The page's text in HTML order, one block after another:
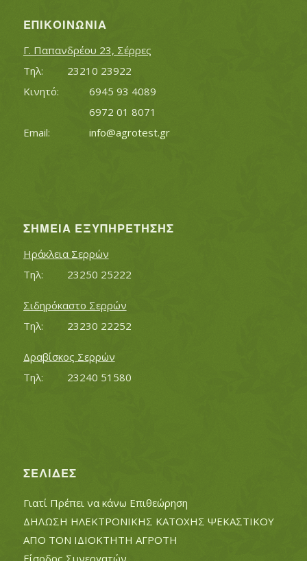
ΕΠΙΚΟΙΝΩΝΊΑ
Γ. Παπανδρέου 23, Σέρρες
Τηλ:		23210 23922
Κινητό:		6945 93 4089
			6972 01 8071
info@agrotest.gr
ΣΗΜΕΊΑ ΕΞΥΠΗΡΈΤΗΣΗΣ
Ηράκλεια Σερρών
Τηλ:		23250 25222
Σιδηρόκαστο Σερρών
Τηλ:		23230 22252
Δραβίσκος Σερρών
Τηλ:		23240 51580
ΣΕΛΊΔΕΣ
Γιατί Πρέπει να κάνω Επιθεώρηση
ΔΗΛΩΣΗ ΗΛΕΚΤΡΟΝΙΚΗΣ ΚΑΤΟΧΗΣ ΨΕΚΑΣΤΙΚΟΥ
ΑΠΟ ΤΟΝ ΙΔΙΟΚΤΗΤΗ ΑΓΡΟΤΗ